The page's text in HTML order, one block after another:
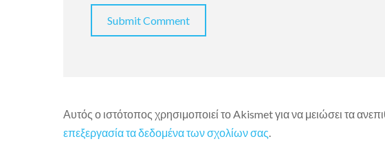
Αυτός ο ιστότοπος χρησιμοποιεί το Akismet για να μειώσει τα
επεξεργασία τα δεδομένα των σχολίων σας.